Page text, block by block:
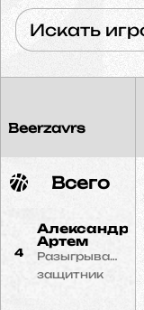
Beerzavrs
Всего
4
Александров
Артем
Разыгрывающий
защитник